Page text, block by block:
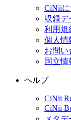
CiNiiに
収録デ
利用規
個人情
お問い
国立
ヘルプ
CiNii
CiNii